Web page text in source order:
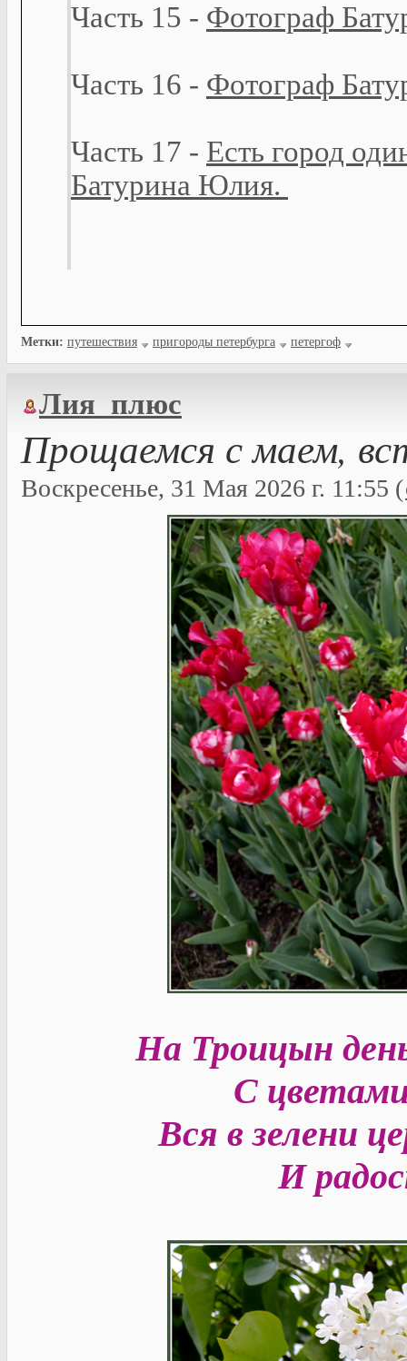
Часть 15 - Фотограф
Часть 16 - Фотограф
Часть 17 - Есть город
Батурина Юлия.
Метки: путешествия пригороды петербурга петергоф
Лия_плюс
Прощаемся с маем,
Воскресенье, 31 Мая 2026 г. 11:55 (
На Троицын
С
Вся в зелени
И